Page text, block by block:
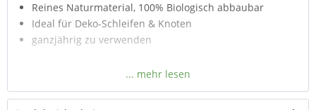
Reines Naturmaterial, 100% Biologisch abbaubar
Ideal für Deko-Schleifen & Knoten
ganzjährig zu verwenden